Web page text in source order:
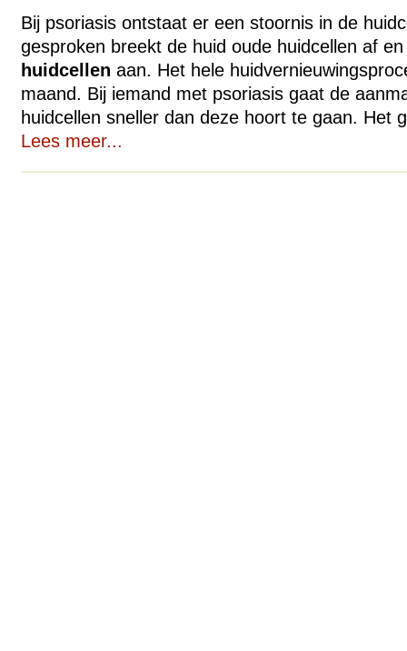
Bij psoriasis ontstaat er een stoornis in de
gesproken breekt de huid oude huidcellen af
huidcellen aan. Het hele
maand. Bij iemand met psoriasis gaat de
huidcellen sneller dan deze hoort te gaan. Het
Lees meer...